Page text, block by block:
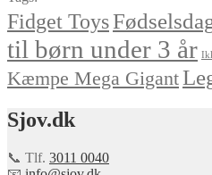
Fidget Toys
til børn under 3 år
Kæmpe Mega Gigant
Sjov.dk
📞 Tlf. 3011 0040